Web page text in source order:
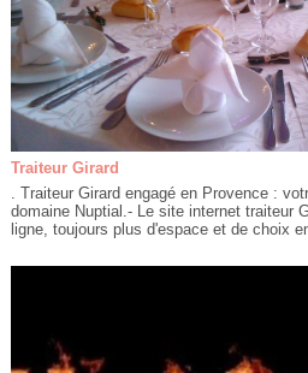
Traiteur Girard
. Traiteur Girard engagé en Provence :
domaine Nuptial.- Le site internet traiteur
ligne, toujours plus d'espace et de choix